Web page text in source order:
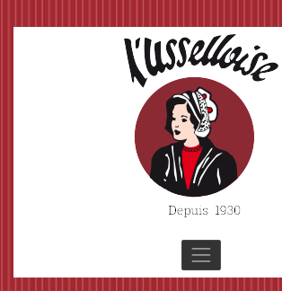
au
contenu
principal